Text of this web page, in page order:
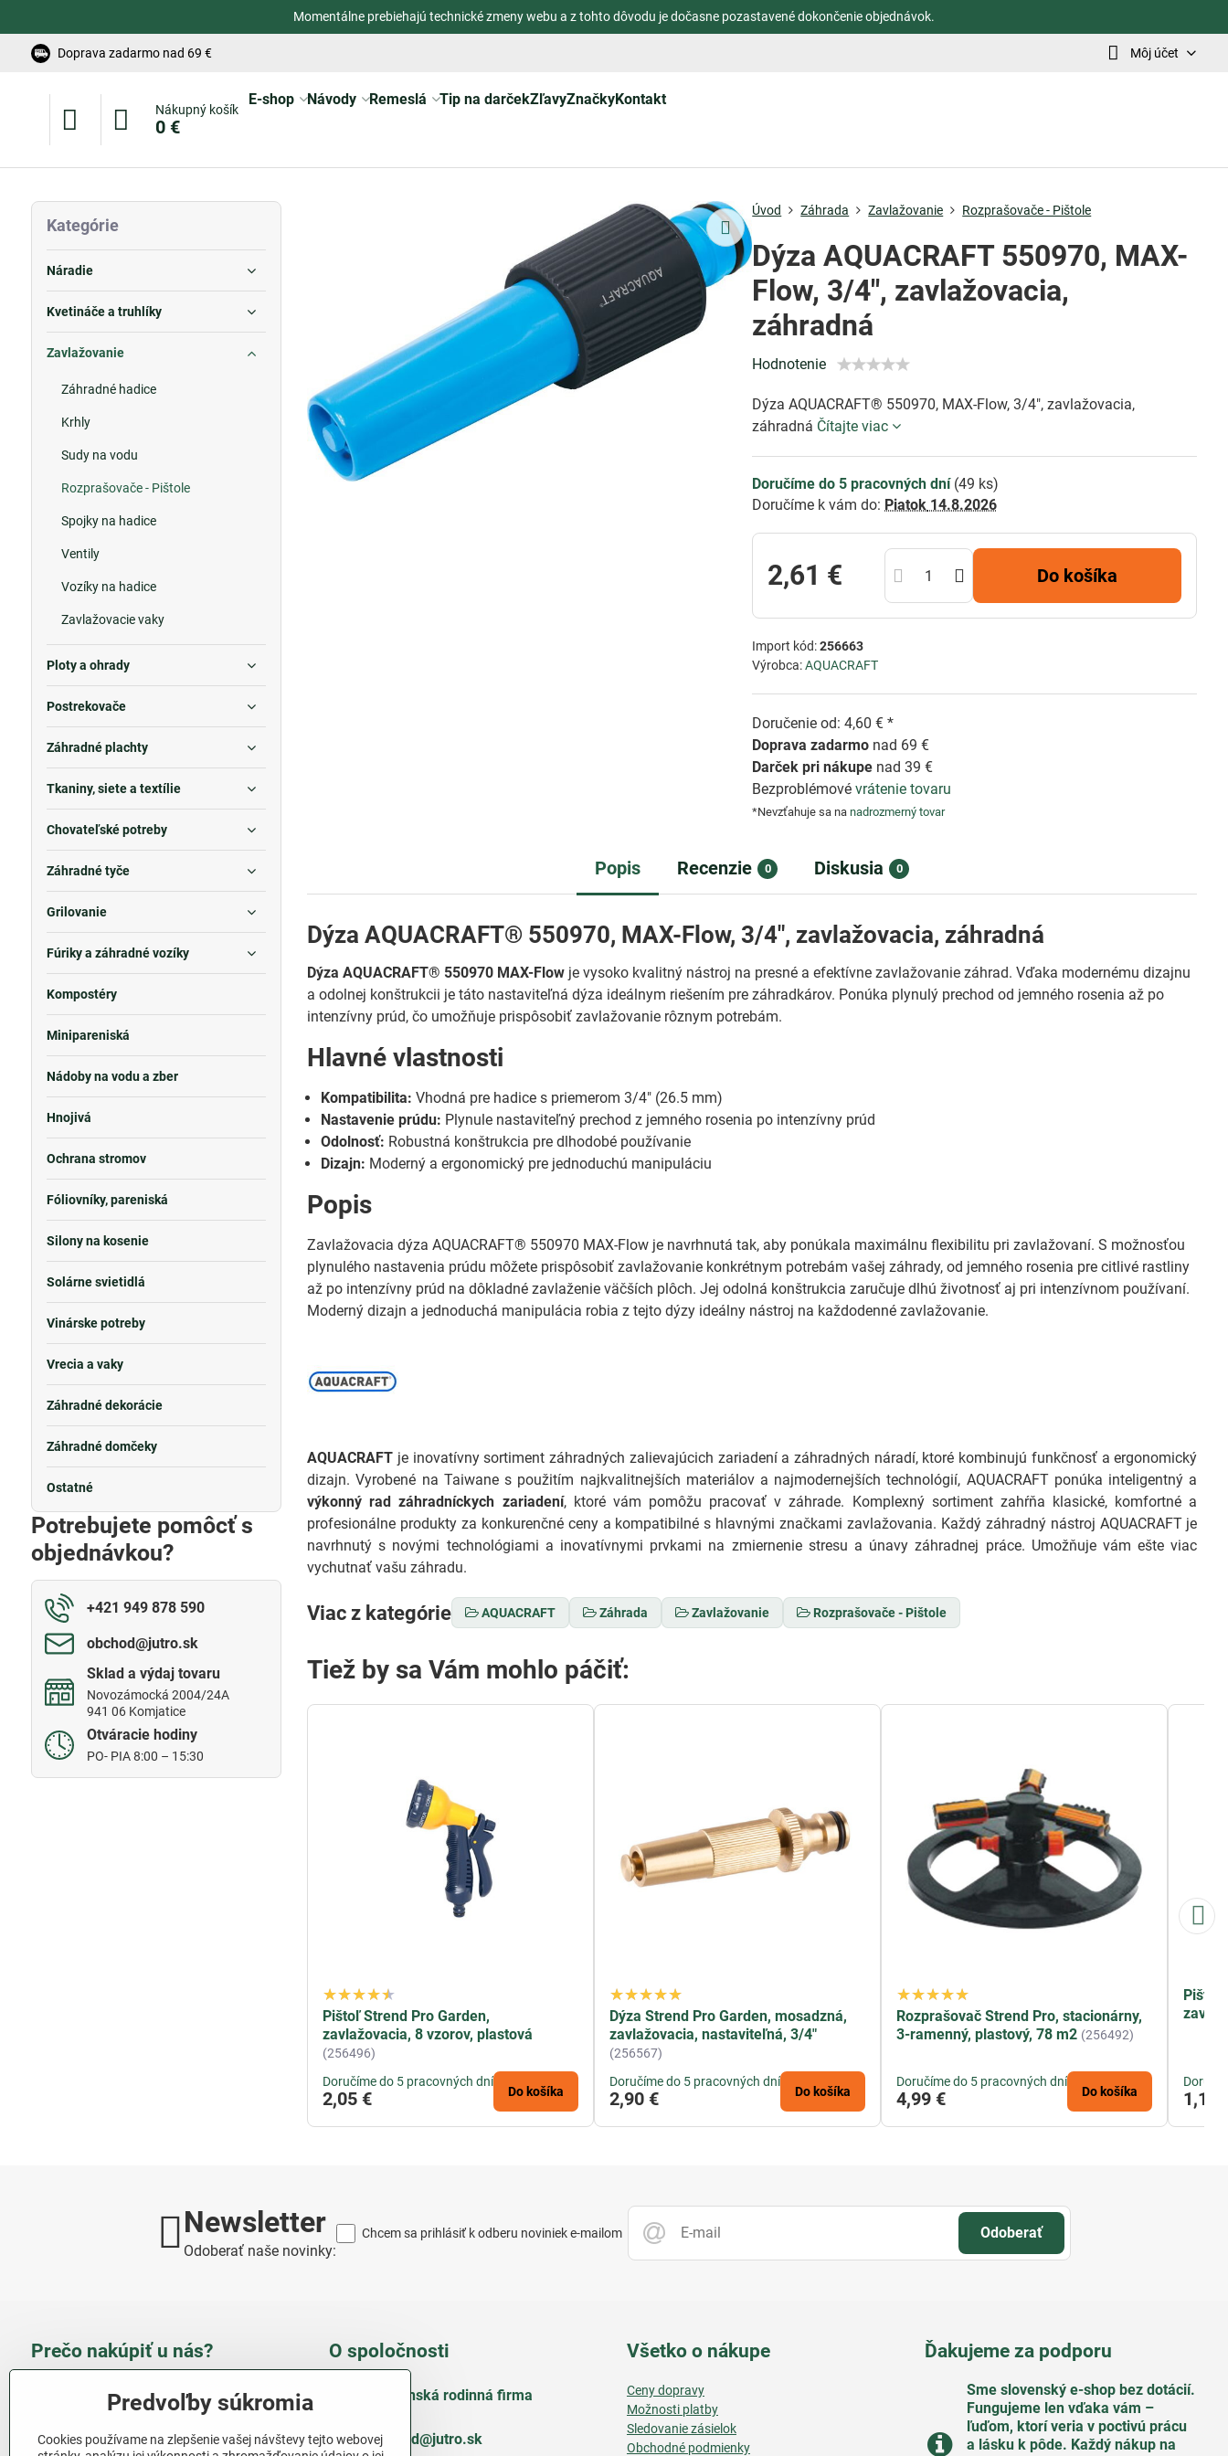
Momentálne prebiehajú technické zmeny webu a z tohto dôvodu je dočasne pozastavené dokončenie objednávok.
Doprava zadarmo nad 69 € Môj účet
Nákupný košík
0 €
E-shop Návody Remeslá Tip na darčekZľavyZnačkyKontakt
Úvod Záhrada Zavlažovanie Rozprašovače - Pištole
Dýza AQUACRAFT 550970, MAX-
Flow, 3/4", zavlažovacia,
záhradná
Hodnotenie
Dýza AQUACRAFT® 550970, MAX-Flow, 3/4", zavlažovacia,
záhradná Čítajte viac
Doručíme do 5 pracovných dní (49 ks)
Doručíme k vám do: Piatok 14.8.2026
2,61 € Do košíka
Import kód:256663
Výrobca:AQUACRAFT
Doručenie od: 4,60 € *
Doprava zadarmo nad 69 €
Darček pri nákupe nad 39 €
Bezproblémovévrátenie tovaru
*Nevzťahuje sa nanadrozmerný tovar
Popis Recenzie 0 Diskusia 0
Dýza AQUACRAFT® 550970, MAX-Flow, 3/4", zavlažovacia, záhradná
Dýza AQUACRAFT® 550970 MAX-Flow je vysoko kvalitný nástroj na presné a efektívne zavlažovanie záhrad. Vďaka modernému dizajnu
a odolnej konštrukcii je táto nastaviteľná dýza ideálnym riešením pre záhradkárov. Ponúka plynulý prechod od jemného rosenia až po
intenzívny prúd, čo umožňuje prispôsobiť zavlažovanie rôznym potrebám.
Hlavné vlastnosti
Kompatibilita: Vhodná pre hadice s priemerom 3/4" (26.5 mm)
Nastavenie prúdu: Plynule nastaviteľný prechod z jemného rosenia po intenzívny prúd
Odolnosť: Robustná konštrukcia pre dlhodobé používanie
Dizajn: Moderný a ergonomický pre jednoduchú manipuláciu
Popis
Zavlažovacia dýza AQUACRAFT® 550970 MAX-Flow je navrhnutá tak, aby ponúkala maximálnu flexibilitu pri zavlažovaní. S možnosťou
plynulého nastavenia prúdu môžete prispôsobiť zavlažovanie konkrétnym potrebám vašej záhrady, od jemného rosenia pre citlivé rastliny
až po intenzívny prúd na dôkladné zavlaženie väčších plôch. Jej odolná konštrukcia zaručuje dlhú životnosť aj pri intenzívnom používaní.
Moderný dizajn a jednoduchá manipulácia robia z tejto dýzy ideálny nástroj na každodenné zavlažovanie.
AQUACRAFT je inovatívny sortiment záhradných zalievajúcich zariadení a záhradných náradí, ktoré kombinujú funkčnosť a ergonomický
dizajn. Vyrobené na Taiwane s použitím najkvalitnejších materiálov a najmodernejších technológií, AQUACRAFT ponúka inteligentný a
výkonný rad záhradníckych zariadení, ktoré vám pomôžu pracovať v záhrade. Komplexný sortiment zahŕňa klasické, komfortné a
profesionálne produkty za konkurenčné ceny a kompatibilné s hlavnými značkami zavlažovania. Každý záhradný nástroj AQUACRAFT je
navrhnutý s novými technológiami a inovatívnymi prvkami na zmiernenie stresu a únavy záhradnej práce. Umožňuje vám ešte viac
vychutnať vašu záhradu.
Viac z kategórie AQUACRAFT Záhrada Zavlažovanie Rozprašovače - Pištole
Tiež by sa Vám mohlo páčiť:
Pištoľ Strend Pro Garden,
zavlažovacia, 8 vzorov, plastová
(256496)
Doručíme do 5 pracovných dní
2,05 € Do košíka
Dýza Strend Pro Garden, mosadzná,
zavlažovacia, nastaviteľná, 3/4"
(256567)
Doručíme do 5 pracovných dní
2,90 € Do košíka
Rozprašovač Strend Pro, stacionárny,
3-ramenný, plastový, 78 m2 (256492)
Doručíme do 5 pracovných dní
4,99 € Do košíka
Pištoľ
1,12
Kategórie
Náradie
Kvetináče a truhlíky
Zavlažovanie
Záhradné hadice
Krhly
Sudy na vodu
Rozprašovače - Pištole
Spojky na hadice
Ventily
Vozíky na hadice
Zavlažovacie vaky
Ploty a ohrady
Postrekovače
Záhradné plachty
Tkaniny, siete a textílie
Chovateľské potreby
Záhradné tyče
Grilovanie
Fúriky a záhradné vozíky
Kompostéry
Minipareniská
Nádoby na vodu a zber
Hnojivá
Ochrana stromov
Fóliovníky, pareniská
Silony na kosenie
Solárne svietidlá
Vinárske potreby
Vrecia a vaky
Záhradné dekorácie
Záhradné domčeky
Ostatné
Potrebujete pomôcť s
objednávkou?
+421 949 878 590
obchod​@jutro​.sk
Sklad a výdaj tovaru
Novozámocká 2004/24A
941 06 Komjatice
Otváracie hodiny
PO- PIA 8:00 – 15:30
Newsletter
Odoberať naše novinky:
Odoberať
Chcem sa prihlásiť k odberu noviniek e-mailom
Prečo nakúpiť u nás?
Takmer 100 % spokojných
zákazníkov
Nízka cena produktov - ušetríte
O spoločnosti
Slovenská rodinná firma
obchod​@jutro​.sk
Všetko o nákupe
Ceny dopravy
Možnosti platby
Sledovanie zásielok
Obchodné podmienky
Ďakujeme za podporu
Sme slovenský e-shop bez dotácií​.
Fungujeme len vďaka vám –
ľuďom, ktorí veria v poctivú prácu
a lásku k pôde​. Každý nákup na
Predvoľby súkromia
Cookies používame na zlepšenie vašej návštevy tejto webovej